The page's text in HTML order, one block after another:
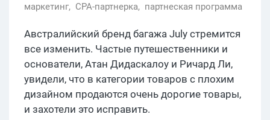
маркетинг, CPA-партнерка, партнеская программа
Австралийский бренд багажа July стремится
все изменить. Частые путешественники и
основатели, Атан Дидаскалоу и Ричард Ли,
увидели, что в категории товаров с плохим
дизайном продаются очень дорогие товары,
и захотели это исправить.